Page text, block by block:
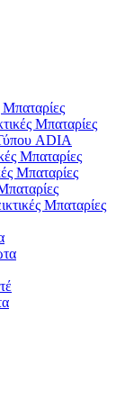
Μπαταρίες
ADIA
Μπαταρίες
Μπαταρίες
Μπαταρίες